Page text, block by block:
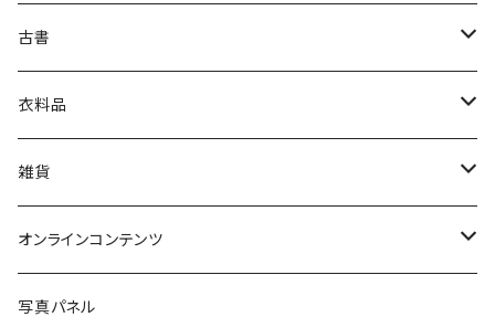
絵本・児童書
娯楽・エンターテインメント
古書
古書セット
美術
衣料品
POLEWARDS
Tシャツ
雑貨
バッグ
ブックカバー
オンラインコンテンツ
冒険クロストーク
写真パネル